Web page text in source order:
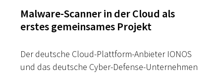
Malware-Scanner in der Cloud als
erstes gemeinsames Projekt
Der deutsche Cloud-Plattform-Anbieter IONOS
und das deutsche Cyber-Defense-Unternehmen